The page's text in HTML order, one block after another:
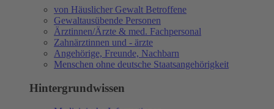
von Häuslicher Gewalt Betroffene
Gewaltausübende Personen
Ärztinnen/Ärzte & med. Fachpersonal
Zahnärztinnen und - ärzte
Angehörige, Freunde, Nachbarn
Menschen ohne deutsche Staatsangehörigkeit
Hintergrundwissen